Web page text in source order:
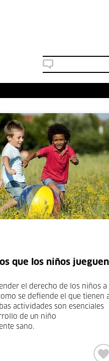
que los niños jueguen
el derecho de los niños a
se defiende el que tienen
actividades son esenciales
de un niño
sano.